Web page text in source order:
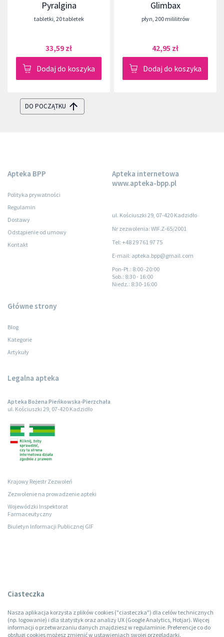
Pyralgina
tabletki, 20 tabletek
33,59 zł
Dodaj do koszyka
Glimbax
płyn, 200 mililitrów
42,95 zł
Dodaj do koszyka
DO POCZĄTKU
Apteka BPP
Polityka prywatności
Regulamin
Dostawy
Odstąpienie od umowy
Kontakt
Apteka internetowa
www.apteka-bpp.pl
ul. Kościuszki 29, 07-420 Kadzidło
Nr zezwolenia: WIF.Z-65/2001
Tel: +48 29 761 97 75
E-mail: apteka.bpp@gmail.com
Pon-Pt.: 8:00 -20:00
Sob.: 8:30 - 16:00
Niedz.: 8:30-16:00
Główne strony
Blog
Kategorie
Artykuły
Legalna apteka
Apteka Bożena Pieńkowska-Pierzchała
ul. Kościuszki 29, 07-420 Kadzidło
Krajowy Rejestr Zezwoleń
Zezwolenie na prowadzenie apteki
Wojewódzki Inspektorat
Farmaceutyczny
Biuletyn Informacji Publicznej GIF
Ciasteczka
Nasza aplikacja korzysta z plików cookies ("ciasteczka") dla celów technicznych
(np. logowanie) i dla statystyk oraz analizy UX (Google Analytics, Hotjar). Więcej
informacji o przetwarzaniu danych znajdziesz w regulaminie. Preferencje co do
obsługi cookies możesz zmienić w ustawieniach swojej przeglądarki.